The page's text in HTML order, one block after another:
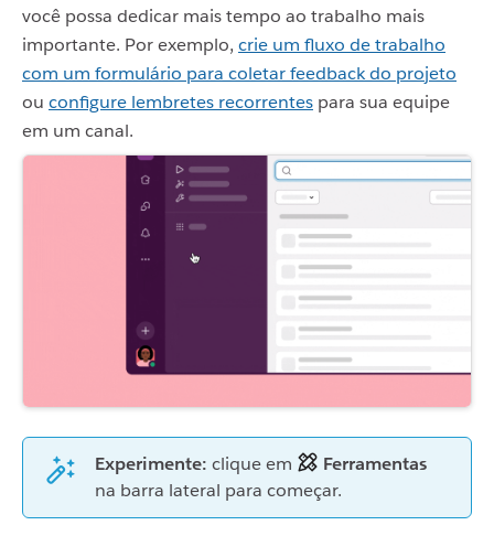
você possa dedicar mais tempo ao trabalho mais
importante. Por exemplo, crie um fluxo de trabalho
com um formulário para coletar feedback do projeto
ou configure lembretes recorrentes para sua equipe
em um canal.
Experimente: clique em
Ferramentas
na barra lateral para começar.